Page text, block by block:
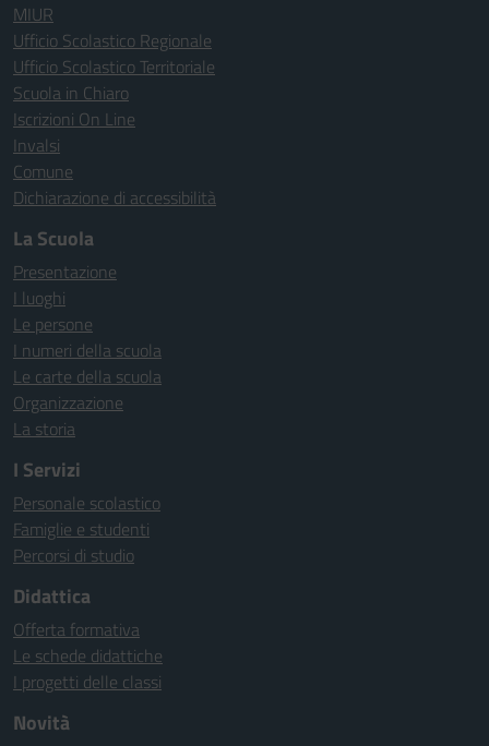
MIUR
Ufficio Scolastico Regionale
Ufficio Scolastico Territoriale
Scuola in Chiaro
Iscrizioni On Line
Invalsi
Comune
Dichiarazione di accessibilità
La Scuola
Presentazione
I luoghi
Le persone
I numeri della scuola
Le carte della scuola
Organizzazione
La storia
I Servizi
Personale scolastico
Famiglie e studenti
Percorsi di studio
Didattica
Offerta formativa
Le schede didattiche
I progetti delle classi
Novità